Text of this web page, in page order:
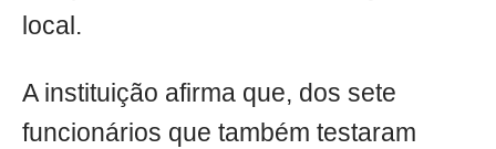
local.
A instituição afirma que, dos sete
funcionários que também testaram